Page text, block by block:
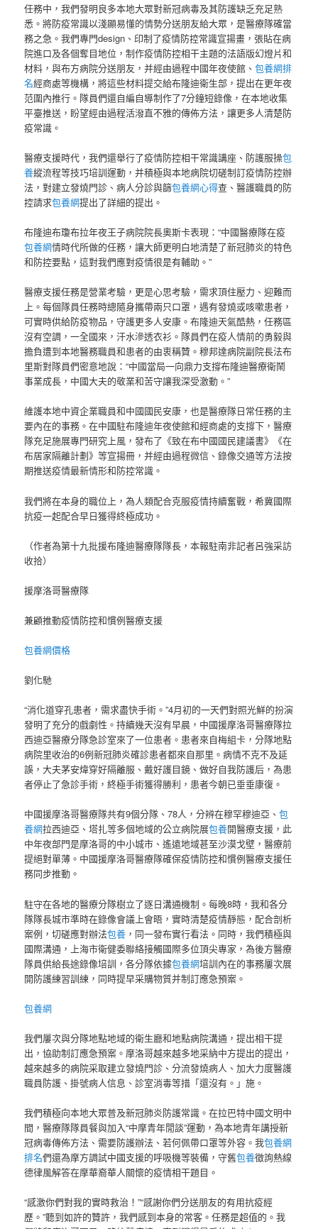
任務中，我們發明良多本地大眾對新冠病毒及其防護缺乏充足熟
悉。將防疫常識以淺顯易懂的情勢分送朋友給大眾，是醫療隊確當
務之急。我們專門design、印制了疫情防控常識宣揚畫，張貼在病
院進口及各個奪目地位，制作疫情防控相干主題的法語版幻燈片和
材料，與布方病院分送朋友，并經由過程中國年夜使館、包養網排
名經商處等機構，將這些材料提交給布隆迪衛生部，提出在更年夜
范圍內推行。隊員們還自編自導制作了7分鐘短錄像，在本地收集
平臺推送，盼望經由過程活潑直不雅的傳佈方法，讓更多人清楚防
疫常識。
醫療支援時代，我們還舉行了疫情防控相干常識講座、防護服操包
養縱流程等技巧培訓運動，并積極與本地病院切磋制訂疫情防控辦
法，對建立發燒門診、病人分診與篩包養網心得查、醫護職員的防
控請求包養網提出了詳細的提出。
布隆迪布瓊布拉年夜王子病院院長奧斯卡表現：“中國醫療隊在疫
包養網情時代所做的任務，讓大師更明白地清楚了新冠肺炎的特色
和防控要點，這對我們應對疫情很是有輔助。”
醫療支援任務是營業考驗，更是心思考驗，需求頂住壓力、迎難而
上。每個隊員任務時總隨身攜帶兩只口罩，遇有發燒或咳嗽患者，
可實時供給防疫物品，守護更多人安康。布隆迪天氣酷熱，任務區
沒有空調，一全國來，汗水滲透衣衫。隊員們在疫人情前的勇毅與
擔負遭到本地醫務職員和患者的由衷稱贊。穆邦達病院副院長法布
里斯對隊員們密意地說：“中國當局一向鼎力支撐布隆迪醫療衛鬧
事業成長，中國大夫的敬業和苦守讓我深受激動。”
維護本地中資企業職員和中國國民安康，也是醫療隊日常任務的主
要內在的事務。在中國駐布隆迪年夜使館和經商處的支撐下，醫療
隊充足施展專門研究上風，發布了《致在布中國國民建議書》《在
布居家隔離計劃》等宣揚冊，并經由過程微信、錄像交通等方法按
期推送疫情最新情形和防控常識。
我們將在本身的職位上，為人類配合克服疫情持續奮戰，希冀國際
抗疫一起配合早日獲得終極成功。
（作者為第十九批援布隆迪醫療隊隊長，本報駐南非記者呂強采訪
收拾）
援摩洛哥醫療隊
兼顧推動疫情防控和慣例醫療支援
包養網價格
劉化馳
“消化道穿孔患者，需求盡快手術。”4月初的一天們對照光鮮的扮演
發明了充分的戲劇性。持續幾天沒有早晨，中國援摩洛哥醫療隊拉
西迪亞醫療分隊急診室來了一位患者。患者來自梅組卡，分隊地點
病院里收治的6例新冠肺炎確診患者都來自那里。病情不克不及延
誤，大夫茅安煒穿好隔離服、戴好護目鏡、做好自我防護后，為患
者停止了急診手術，終極手術獲得勝利，患者今朝已垂垂康復。
中國援摩洛哥醫療隊共有9個分隊、78人，分辨在穆罕穆迪亞、包
養網拉西迪亞、塔扎等多個地域的公立病院展包養開醫療支援，此
中年夜部門是摩洛哥的中小城市、遙遠地域甚至沙漠戈壁，醫療前
提絕對單薄。中國援摩洛哥醫療隊確保疫情防控和慣例醫療支援任
務同步推動。
駐守在各地的醫療分隊樹立了逐日溝通機制。每晚8時，我和各分
隊隊長城市準時在錄像會議上會晤，實時清楚疫情靜態，配合剖析
案例，切磋應對辦法包養 ，同一發布實行看法。同時，我們積極與
國際溝通，上海市衛健委聯絡接觸國際多位頂尖專家，為後方醫療
隊員供給長途錄像培訓，各分隊依據包養網培訓內在的事務屢次展
開防護練習訓練，同時提早采購物質并制訂應急預案。
包養網
我們屢次與分隊地點地域的衛生廳和地點病院溝通，提出相干提
出，協助制訂應急預案。摩洛哥越來越多地采納中方提出的提出，
越來越多的病院采取建立發燒門診、分流發燒病人、加大力度醫護
職員防護、掛號病人信息、診室消毒等措「還沒有。」施。
我們積極向本地大眾普及新冠肺炎防護常識。在拉巴特中國文明中
間，醫療隊隊員餐與加入“中摩青年閒談”運動，為本地青年講授新
冠病毒傳佈方法、需要防護辦法、若何佩帶口罩等外容。我包養網
排名們還為摩方調試中國支援的呼吸機等裝備，守舊包養徵詢熱線
德律風解答在摩華裔華人關懷的疫情相干題目。
“感激你們對我的實時救治！”“感謝你們分送朋友的有用抗疫經
歷。”聽到如許的贊許，我們感到本身的常客。任務是超值的。我